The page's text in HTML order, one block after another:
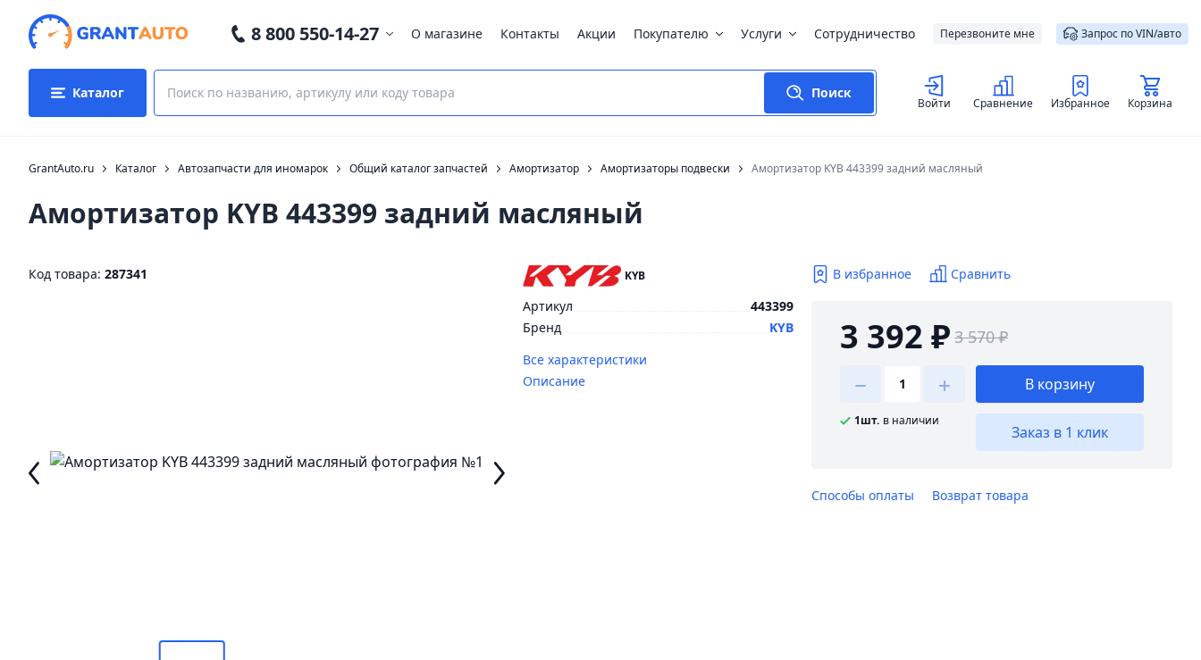
8 800 550-14-27 О магазине Контакты Акции Покупателю Услуги Сотрудничество Перезвоните мне Запрос по VIN/авто
Каталог Поиск
Войти Сравнение Избранное Корзина
GrantAuto.ru Каталог Автозапчасти для иномарок Общий каталог запчастей Амортизатор Амортизаторы подвески Амортизатор KYB 443399 задний масляный
Амортизатор KYB 443399 задний масляный
Код товара: 287341 KYB
Артикул
443399
Бренд
KYB
Все характеристики
Описание
В избранное Сравнить
3 392 ₽ 3 570 ₽
1шт. в наличии
В корзину
Заказ в 1 клик
Способы оплаты Возврат товара